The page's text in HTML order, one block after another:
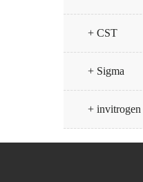
+ CST
+ Sigma
+ invitrogen